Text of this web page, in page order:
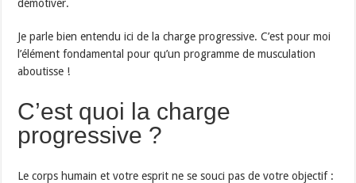
démotiver.
Je parle bien entendu ici de la charge progressive. C’est pour moi
l’élément fondamental pour qu’un programme de musculation
aboutisse !
C’est quoi la charge
progressive ?
Le corps humain et votre esprit ne se souci pas de votre objectif :